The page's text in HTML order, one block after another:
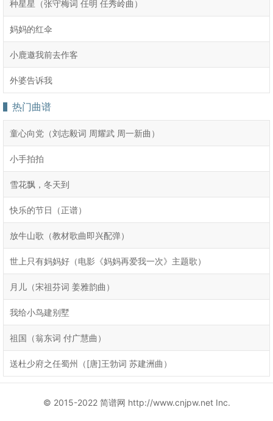
种星星（张守梅词 任明 任秀岭曲）
妈妈的红伞
小鹿邀我前去作客
外婆告诉我
热门曲谱
童心向党（刘志毅词 周耀武 周一新曲）
小手拍拍
雪花飘，冬天到
快乐的节日（正谱）
放牛山歌（教材歌曲即兴配弹）
世上只有妈妈好（电影《妈妈再爱我一次》主题歌）
月儿（宋祖芬词 姜雅韵曲）
我给小鸟建别墅
祖国（翁东词 付广慧曲）
送杜少府之任蜀州（[唐]王勃词 苏建洲曲）
© 2015-2022 简谱网 http://www.cnjpw.net Inc.